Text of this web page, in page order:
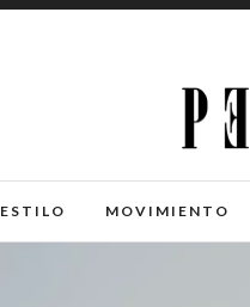
ESTILO MOVIMIENTO